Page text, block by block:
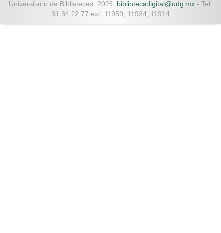
Universitario de Bibliotecas. 2026. bibliotecadigital@udg.mx - Tel.
31 34 22 77 ext. 11959, 11924, 11914